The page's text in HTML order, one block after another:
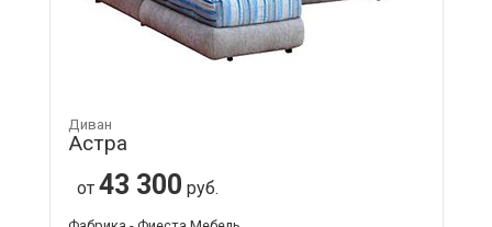
Диван
Астра
от 43 300 руб.